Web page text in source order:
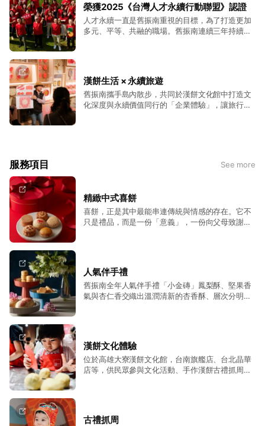
教育資源普及，積極回應聯合國SDGs中關於教
育、就業、責任生產與文化多樣性的永續目標。
榮獲2025《台灣人才永續行動聯盟》認證
人才永續一直是舊振南重視的目標，為了打造更加
多元、平等、共融的職場。舊振南連續三年持續響
化，並重視夥伴們身心健康且營造友善多元職場環
境，提供順暢的升遷管道、豐富的文化滋養活動、
多元的訓練課程讓夥伴們內外在提升、發揮個人價
漢餅生活 × 永續旅遊
舊振南攜手島內散步，共同於漢餅文化館中打造文
化深度與永續價值同行的「企業體驗」，讓旅行不
來訪的企業員工在旅程中培養協作力，探索文化之
服務項目 See more
精緻中式喜餅
喜餅，正是其中最能串連傳統與情感的存在。它不
只是禮品，而是一份「意義」，一份向父母致謝、
烤餅火候，紮實內餡晶瑩剔透、香氣飽滿，以親切
的問候，讓更多人可以認識代表台灣的美味。
人氣伴手禮
舊振南全年人氣伴手禮「小金磚」鳳梨酥、堅果香
氣與杏仁香交織出溫潤清新的杏香酥、層次分明千
漢餅文化體驗
位於高雄大寮漢餅文化館，台南旗艦店、台北晶華
店等，供民眾參與文化活動、手作漢餅古禮抓周及
古禮抓周